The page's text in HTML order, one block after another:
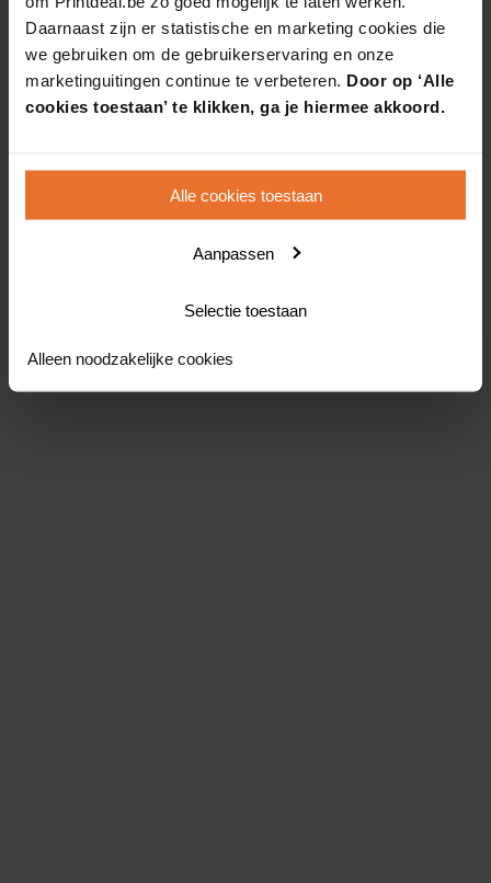
Daarnaast zijn er statistische en marketing cookies die
we gebruiken om de gebruikerservaring en onze
marketinguitingen continue te verbeteren. Door op ‘Alle
cookies toestaan’ te klikken, ga je hiermee akkoord.
Alle cookies toestaan
Aanpassen
Selectie toestaan
Alleen noodzakelijke cookies